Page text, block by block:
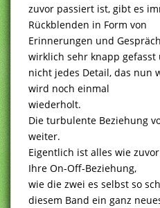
zuvor passiert ist, gibt es
Rückblenden in Form von
Erinnerungen und
wirklich sehr knapp gefasst
nicht jedes Detail, das nun
wird noch einmal
wiederholt.
Die turbulente Beziehung
weiter.
Eigentlich ist alles wie
Ihre On-Off-Beziehung,
wie die zwei es selbst so
diesem Band ein ganz